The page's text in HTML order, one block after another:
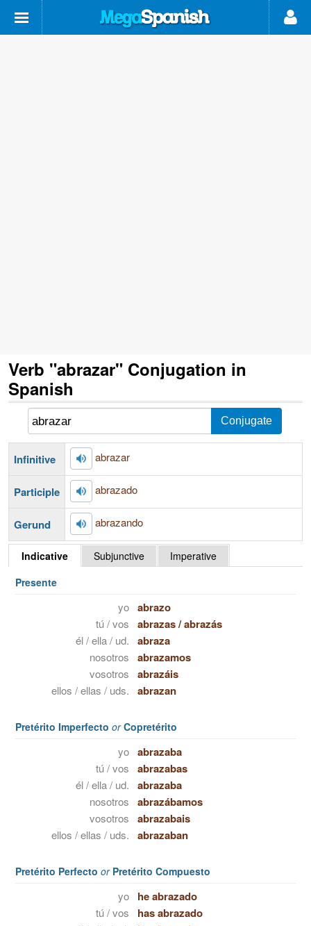
Verb "abrazar" Conjugation in
Spanish
Infinitive abrazar
Participle abrazado
Gerund abrazando
Indicative Subjunctive
Imperative
Presente
yo abrazo
tú / vos abrazas/abrazás
él / ella / ud. abraza
nosotros abrazamos
vosotros abrazáis
ellos / ellas / uds. abrazan
Pretérito Imperfecto orCopretérito
yo abrazaba
tú / vos abrazabas
él / ella / ud. abrazaba
nosotros abrazábamos
vosotros abrazabais
ellos / ellas / uds. abrazaban
Pretérito Perfecto orPretérito Compuesto
yo he abrazado
tú / vos has abrazado